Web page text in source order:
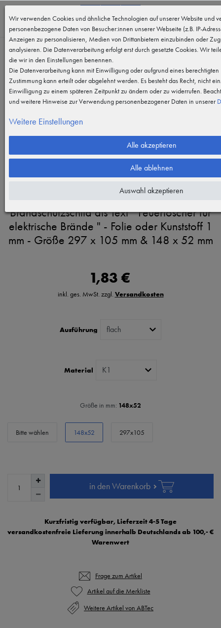
MENÜ 0
Vergrößern durch berühren
Brandschutzschild als Text " Feuerlöscher für
elektrische Brände " - Folie oder Kunststoff 1
mm - Größe 297 x 105 mm & 148 x 52 mm
1,83 €
inkl. ges. MwSt. zzgl. Versandkosten
Ausführung
Material
Größe in mm: 148x52
Bitte wählen 148x52 297x105
in den Warenkorb
Kurzfristig verfügbar, Lieferzeit 4-5 Tage
versandkostenfreie Lieferung innerhalb Deutschlands ab 100,- €
Warenwert
Frage zum Artikel
Weitere Artikel von ABTec
Wir verwenden Cookies und ähnliche Technologien auf unserer Website und
personenbezogene Daten von Besucher:innen unserer Webseite (z.B. IP-
Anzeigen zu personalisieren, Medien von Drittanbietern einzubinden oder
analysieren. Die Datenverarbeitung erfolgt erst durch gesetzte Cookies. Wir
die wir in den Einstellungen benennen.
Die Datenverarbeitung kann mit Einwilligung oder aufgrund eines berechtigten
Zustimmung kann erteilt oder abgelehnt werden. Es besteht das Recht, nicht
Einwilligung zu einem späteren Zeitpunkt zu ändern oder zu widerrufen.
und weitere Hinweise zur Verwendung personenbezogener Daten in unserer
Weitere Einstellungen
Alle akzeptieren
Alle ablehnen
Auswahl akzeptieren